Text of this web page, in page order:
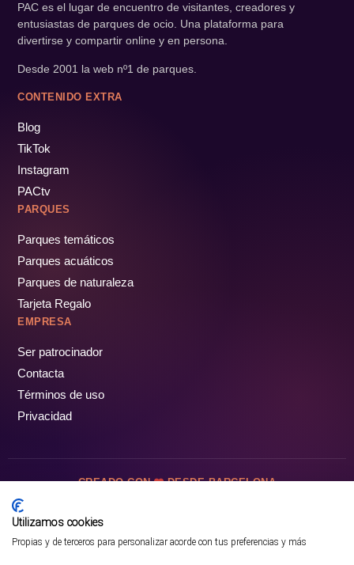
PAC es el lugar de encuentro de visitantes, creadores y
entusiastas de parques de ocio. Una plataforma para
divertirse y compartir online y en persona.
Desde 2001 la web nº1 de parques.
CONTENIDO EXTRA
Blog
TikTok
Instagram
PACtv
PARQUES
Parques temáticos
Parques acuáticos
Parques de naturaleza
Tarjeta Regalo
EMPRESA
Ser patrocinador
Contacta
Términos de uso
Privacidad
CREADO CON DESDE BARCELONA
Utilizamos cookies
Propias y de terceros para personalizar acorde con tus preferencias y más